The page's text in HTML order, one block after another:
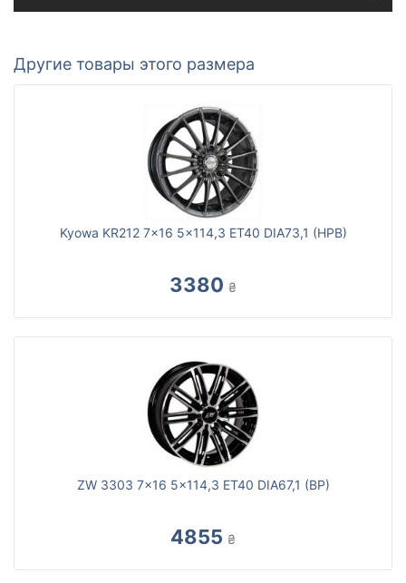
Другие товары этого размера
Kyowa KR212 7x16 5x114,3 ET40 DIA73,1 (HPB)
3380 ₴
ZW 3303 7x16 5x114,3 ET40 DIA67,1 (BP)
4855 ₴